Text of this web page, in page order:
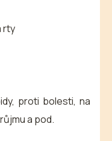
rty
proti bolesti, na
a pod.